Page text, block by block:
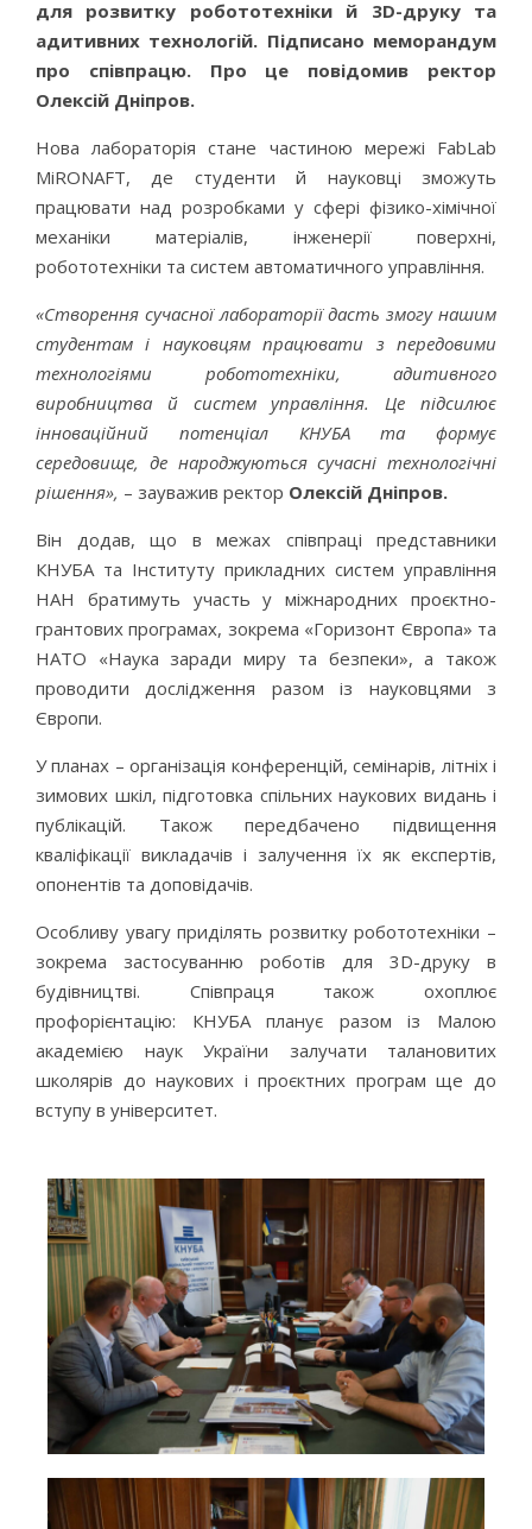
для розвитку робототехніки й 3D-друку та
адитивних технологій. Підписано меморандум
про співпрацю. Про це повідомив ректор
Олексій Дніпров.
Нова лабораторія стане частиною мережі FabLab
MiRONAFT, де студенти й науковці зможуть
працювати над розробками у сфері фізико-хімічної
механіки матеріалів, інженерії поверхні,
робототехніки та систем автоматичного управління.
«Створення сучасної лабораторії дасть змогу нашим
студентам і науковцям працювати з передовими
технологіями робототехніки, адитивного
виробництва й систем управління. Це підсилює
інноваційний потенціал КНУБА та формує
середовище, де народжуються сучасні технологічні
рішення», – зауважив ректор Олексій Дніпров.
Він додав, що в межах співпраці представники
КНУБА та Інституту прикладних систем управління
НАН братимуть участь у міжнародних проєктно-
грантових програмах, зокрема «Горизонт Європа» та
НАТО «Наука заради миру та безпеки», а також
проводити дослідження разом із науковцями з
Європи.
У планах – організація конференцій, семінарів, літніх і
зимових шкіл, підготовка спільних наукових видань і
публікацій. Також передбачено підвищення
кваліфікації викладачів і залучення їх як експертів,
опонентів та доповідачів.
Особливу увагу приділять розвитку робототехніки –
зокрема застосуванню роботів для 3D-друку в
будівництві. Співпраця також охоплює
профорієнтацію: КНУБА планує разом із Малою
академією наук України залучати талановитих
школярів до наукових і проєктних програм ще до
вступу в університет.